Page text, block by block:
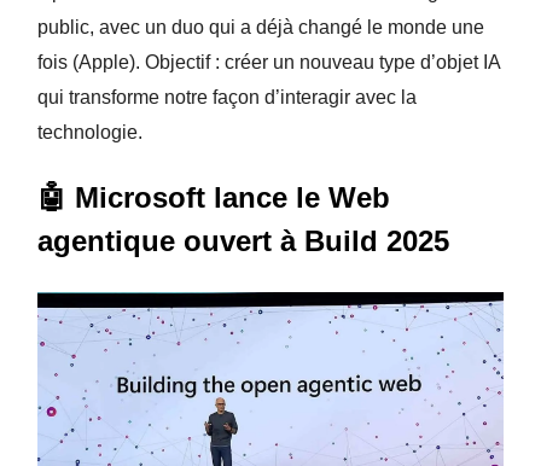
public, avec un duo qui a déjà changé le monde une
fois (Apple). Objectif : créer un nouveau type d’objet IA
qui transforme notre façon d’interagir avec la
technologie.
🤖 Microsoft lance le Web
agentique ouvert à Build 2025